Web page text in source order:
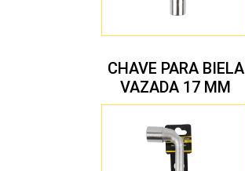
CHAVE PARA BIELA
VAZADA 17 MM